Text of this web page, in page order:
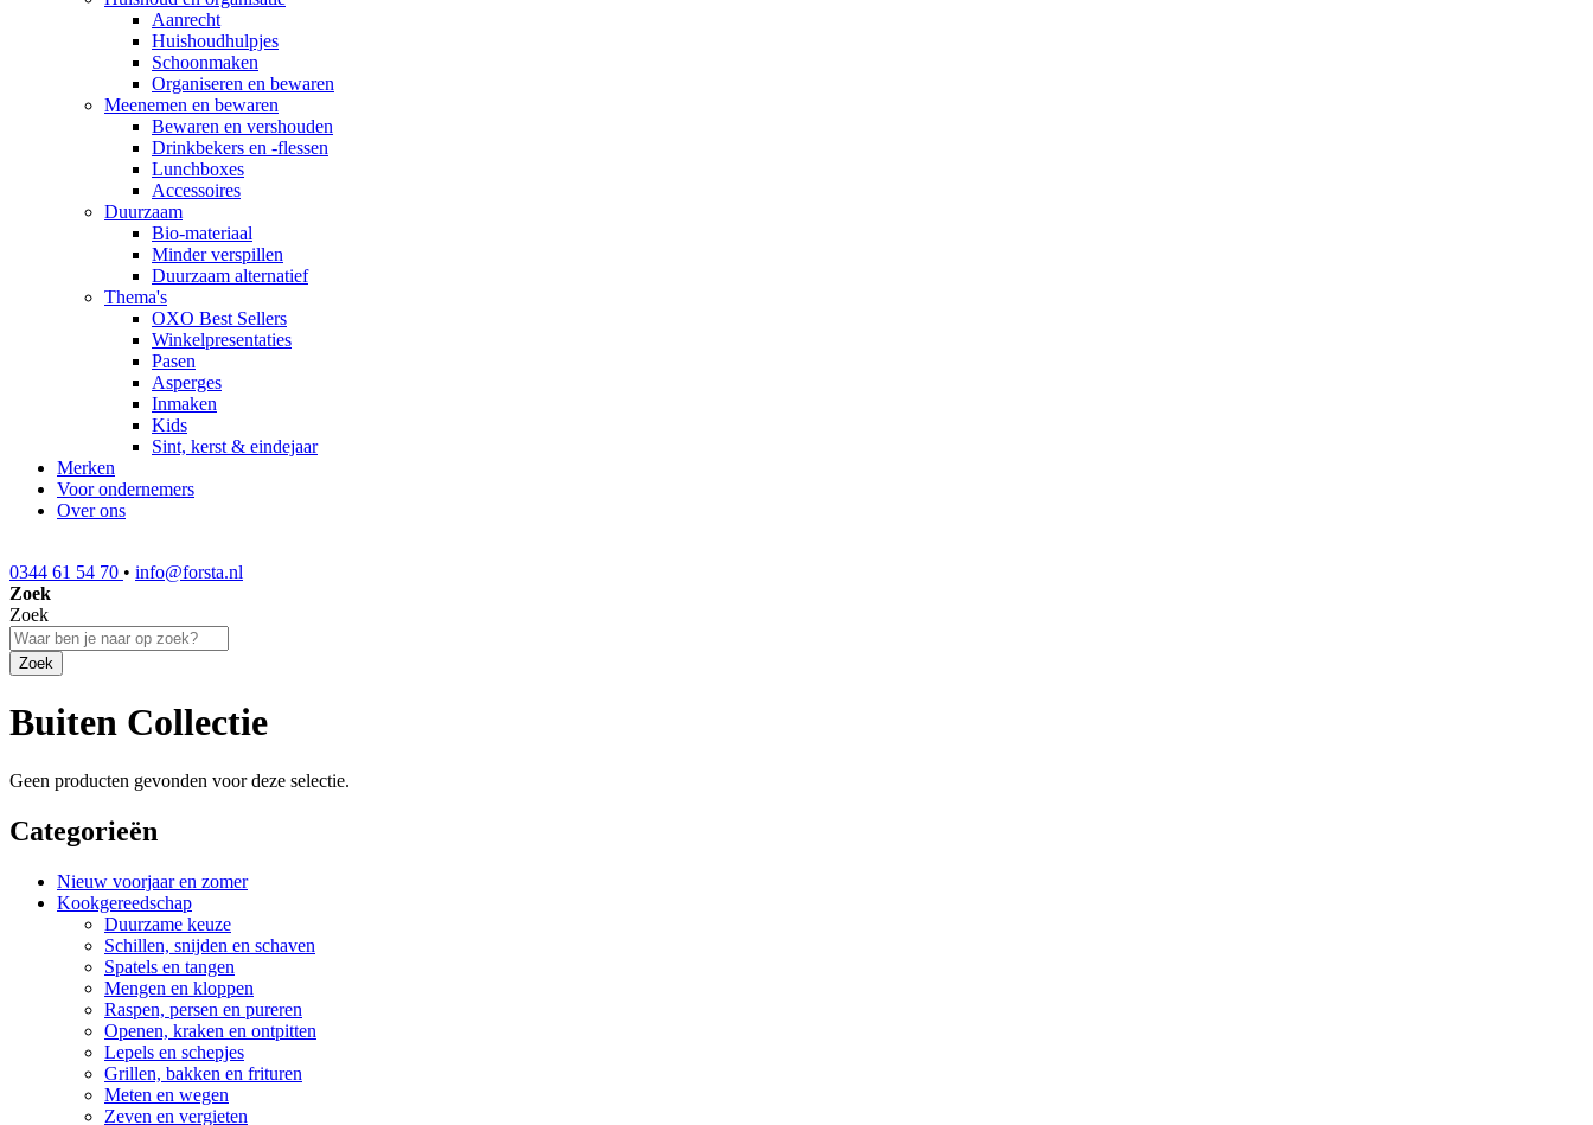
Aanrecht
Huishoudhulpjes
Schoonmaken
Organiseren en bewaren
Meenemen en bewaren
Bewaren en vershouden
Drinkbekers en -flessen
Lunchboxes
Accessoires
Duurzaam
Bio-materiaal
Minder verspillen
Duurzaam alternatief
Thema's
OXO Best Sellers
Winkelpresentaties
Pasen
Asperges
Inmaken
Kids
Sint, kerst & eindejaar
Merken
Voor ondernemers
Over ons
0344 61 54 70 • info@forsta.nl
Zoek
Zoek
Zoek
Buiten Collectie
Geen producten gevonden voor deze selectie.
Categorieën
Nieuw voorjaar en zomer
Kookgereedschap
Duurzame keuze
Schillen, snijden en schaven
Spatels en tangen
Mengen en kloppen
Raspen, persen en pureren
Openen, kraken en ontpitten
Lepels en schepjes
Grillen, bakken en frituren
Meten en wegen
Zeven en vergieten